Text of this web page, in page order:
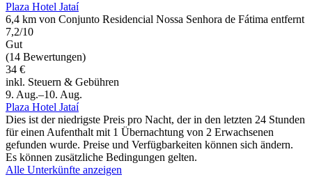
Plaza Hotel Jataí
6,4 km von Conjunto Residencial Nossa Senhora de Fátima entfernt
7,2/10
Gut
(14 Bewertungen)
34 €
inkl. Steuern & Gebühren
9. Aug.–10. Aug.
Plaza Hotel Jataí
Dies ist der niedrigste Preis pro Nacht, der in den letzten 24 Stunden
für einen Aufenthalt mit 1 Übernachtung von 2 Erwachsenen
gefunden wurde. Preise und Verfügbarkeiten können sich ändern.
Es können zusätzliche Bedingungen gelten.
Alle Unterkünfte anzeigen